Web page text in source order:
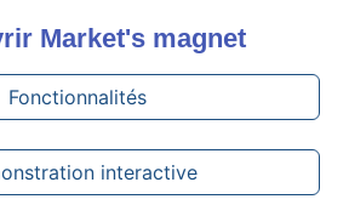
Market's magnet
Fonctionnalités
interactive